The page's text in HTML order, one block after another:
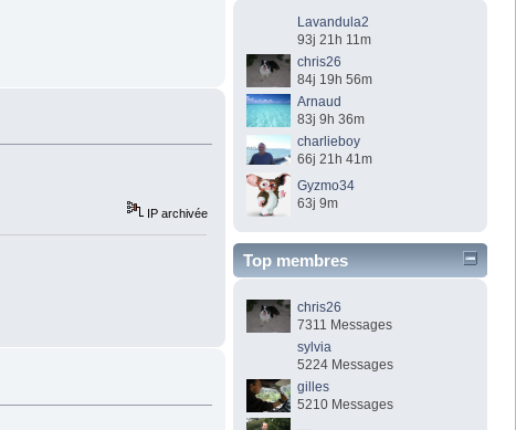
IP archivée
Lavandula2
93j 21h 11m
chris26
84j 19h 56m
Arnaud
83j 9h 36m
charlieboy
66j 21h 41m
Gyzmo34
63j 9m
Top membres
chris26
7311 Messages
sylvia
5224 Messages
gilles
5210 Messages